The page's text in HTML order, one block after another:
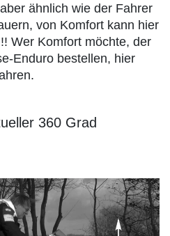
ähnlich wie der Fahrer
von Komfort kann hier
Wer Komfort möchte, der
Enduro bestellen, hier
360 Grad